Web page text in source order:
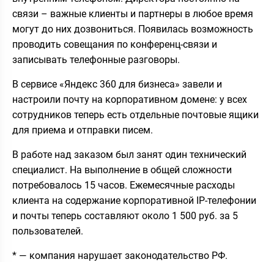
связи – важные клиенты и партнеры в любое время
могут до них дозвониться. Появилась возможность
проводить совещания по конференц-связи и
записывать телефонные разговоры.
В сервисе «Яндекс 360 для бизнеса» завели и
настроили почту на корпоративном домене: у всех
сотрудников теперь есть отдельные почтовые ящики
для приема и отправки писем.
В работе над заказом был занят один технический
специалист. На выполнение в общей сложности
потребовалось 15 часов. Ежемесячные расходы
клиента на содержание корпоративной IP-телефонии
и почты теперь составляют около 1 500 руб. за 5
пользователей.
* — компания нарушает законодательство РФ.